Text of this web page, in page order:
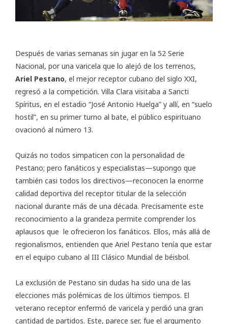
Después de varias semanas sin jugar en la 52 Serie
Nacional, por una varicela que lo alejó de los terrenos,
Ariel Pestano, el mejor receptor cubano del siglo XXI,
regresó a la competición. Villa Clara visitaba a Sancti
Spíritus, en el estadio “José Antonio Huelga” y allí, en “suelo
hostil”, en su primer turno al bate, el público espirituano
ovacionó al número 13.
Quizás no todos simpaticen con la personalidad de
Pestano; pero fanáticos y especialistas—supongo que
también casi todos los directivos—reconocen la enorme
calidad deportiva del receptor titular de la selección
nacional durante más de una década. Precisamente este
reconocimiento a la grandeza permite comprender los
aplausos que le ofrecieron los fanáticos. Ellos, más allá de
regionalismos, entienden que Ariel Pestano tenía que estar
en el equipo cubano al III Clásico Mundial de béisbol.
La exclusión de Pestano sin dudas ha sido una de las
elecciones más polémicas de los últimos tiempos. El
veterano receptor enfermó de varicela y perdió una gran
cantidad de partidos. Este, parece ser, fue el argumento